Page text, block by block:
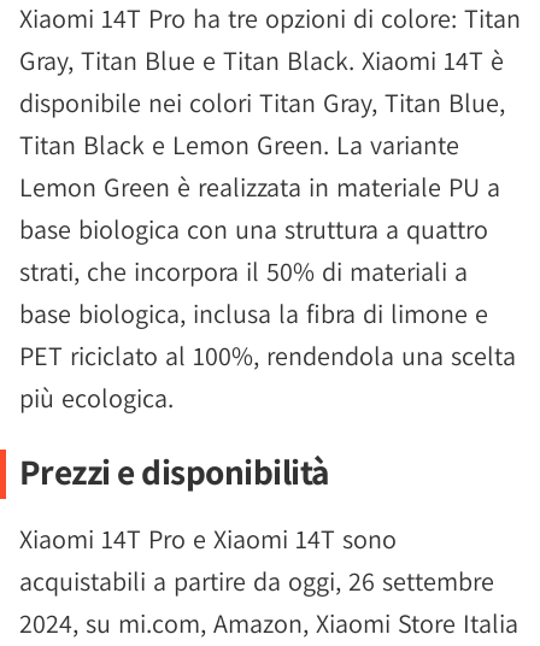
Xiaomi 14T Pro ha tre opzioni di colore: Titan
Gray, Titan Blue e Titan Black. Xiaomi 14T è
disponibile nei colori Titan Gray, Titan Blue,
Titan Black e Lemon Green. La variante
Lemon Green è realizzata in materiale PU a
base biologica con una struttura a quattro
strati, che incorpora il 50% di materiali a
base biologica, inclusa la fibra di limone e
PET riciclato al 100%, rendendola una scelta
più ecologica.
Prezzi e disponibilità
Xiaomi 14T Pro e Xiaomi 14T sono
acquistabili a partire da oggi, 26 settembre
2024, su mi.com, Amazon, Xiaomi Store Italia